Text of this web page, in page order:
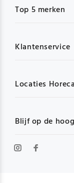
Blijf op de
Top 5 merken
Klantenservice
Locaties